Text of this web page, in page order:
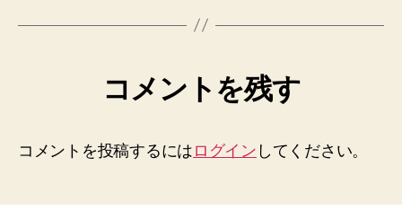
コメントを残す
コメントを投稿するには ログイン してください。